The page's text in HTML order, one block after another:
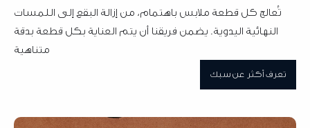
كل قطعة ملابس باهتمام، من إزالة البقع إلى اللمسات
اليدوية. يضمن فريقنا أن يتم العناية بكل قطعة بدقة
متناهية
أكثر عن سبك